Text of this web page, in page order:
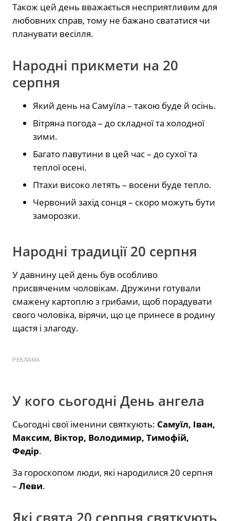
Також цей день вважається несприятливим для
любовних справ, тому не бажано свататися чи
планувати весілля.
Народні прикмети на 20
серпня
Який день на Самуїла – такою буде й осінь.
Вітряна погода – до складної та холодної
зими.
Багато павутини в цей час – до сухої та
теплої осені.
Птахи високо летять – восени буде тепло.
Червоний захід сонця – скоро можуть бути
заморозки.
Народні традиції 20 серпня
У давнину цей день був особливо
присвяченим чоловікам. Дружини готували
смажену картоплю з грибами, щоб порадувати
свого чоловіка, вірячи, що це принесе в родину
щастя і злагоду.
РЕКЛАМА
У кого сьогодні День ангела
Сьогодні свої іменини святкують: Самуїл, Іван,
Максим, Віктор, Володимир, Тимофій,
Федір.
За гороскопом люди, які народилися 20 серпня
– Леви.